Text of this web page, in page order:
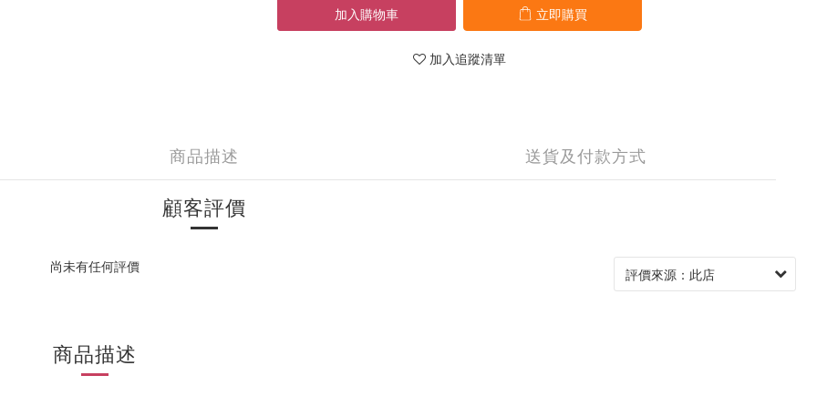
加入購物車 立即購買
加入追蹤清單
商品描述 送貨及付款方式
顧客評價
尚未有任何評價
商品描述